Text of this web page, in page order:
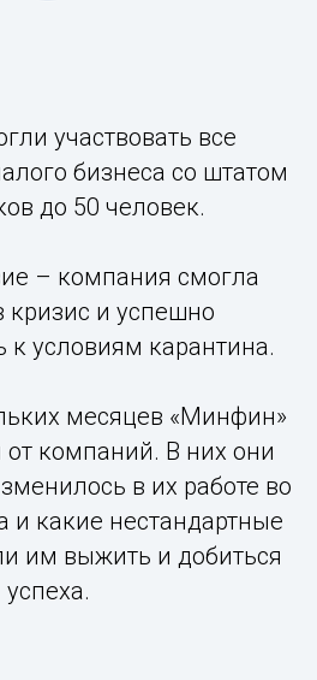
участвовать все
бизнеса со штатом
до 50 человек.
– компания смогла
кризис и успешно
к условиям карантина.
месяцев «Минфин»
от компаний. В них они
в их работе во
и какие нестандартные
им выжить и добиться
успеха.